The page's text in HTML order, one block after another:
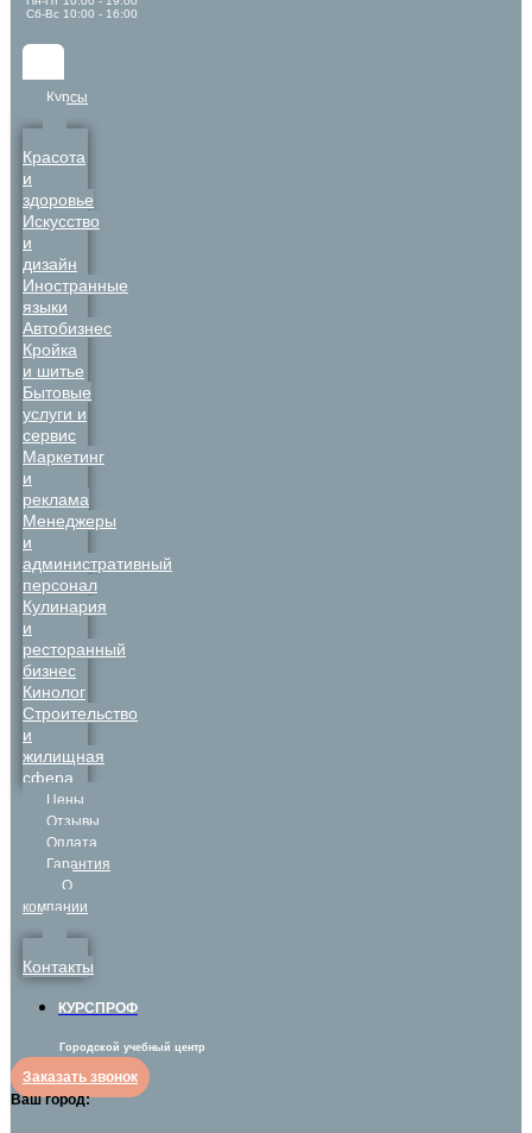
Сб-Вс 10:00 - 16:00
Курсы
Красота
и
здоровье
Искусство
и
дизайн
Иностранные
языки
Автобизнес
Кройка
и шитье
Бытовые
услуги и
сервис
Маркетинг
и
реклама
Менеджеры
и
административный
персонал
Кулинария
и
ресторанный
бизнес
Кинолог
Строительство
и
жилищная
сфера
Цены
Отзывы
Оплата
Гарантия
О
компании
Контакты
КУРСПРОФ
Городской учебный центр
Заказать звонок
Ваш город: